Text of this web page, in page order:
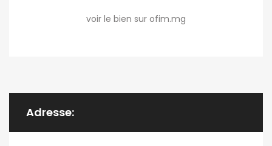
voir le bien sur ofim.mg
Adresse: